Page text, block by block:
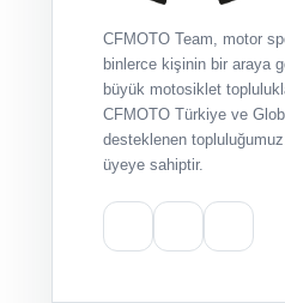
CFMOTO Team, motor
binlerce kişinin bir araya
büyük motosiklet
CFMOTO Türkiye ve
desteklenen
üyeye sahiptir.